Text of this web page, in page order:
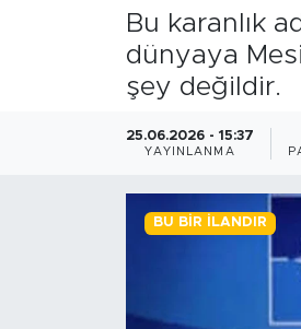
Bu karanlık
dünyaya
şey değildir.
25.06.2026 - 15:37
YAYINLANMA
BU BIR İLANDIR
GÜNCEL
KARİKATÜR
BİLİM-TEKNOLOJİ
NOSTALJİ
Son Dakika Haberleri
Haber Arşivi